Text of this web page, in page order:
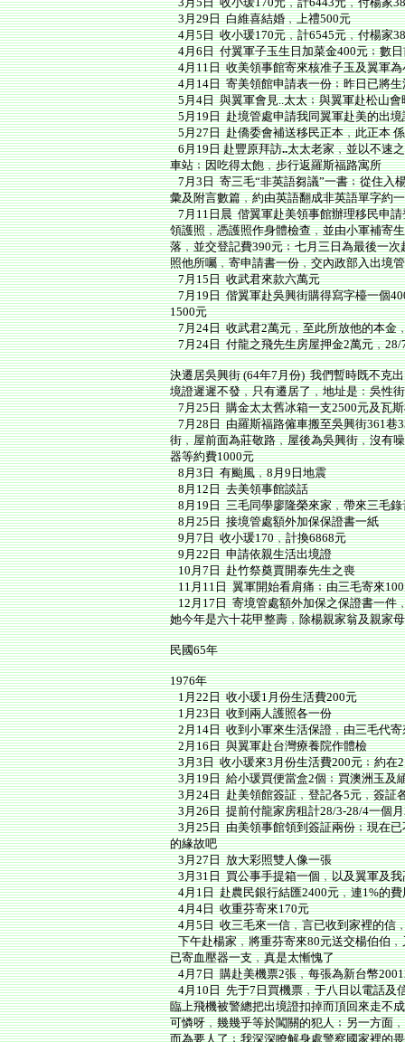
3月29日 白維喜結婚﹐上禮500元
4月5日 收小瑗170元﹐計6545元﹐付楊家
4月6日 付翼軍子玉生日加菜金400元﹔數
4月11日 收美領事館寄來核准子玉及翼軍為
4月14日 寄美領館申請表一份﹔昨日已將生
5月4日 與翼軍會見..太太﹔與翼軍赴松山會
5月19日 赴境管處申請我同翼軍赴美的出境
5月27日 赴僑委會補送移民正本﹐此正本
6月19日 赴豐原拜訪..太太老家﹐並以不速
車站﹔因吃得太飽﹐步行返羅斯福路寓所
7月3日 寄三毛“非英語芻議”一書﹔從住入
彙及附言數篇﹐約由英語翻成非英語單字約
7月11日晨 偕翼軍赴美領事館辦理移民申請
領護照﹐憑護照作身體檢查﹐並由小軍補寄
落﹐並交登記費390元﹔七月三日為最後一
照他所囑﹐寄申請書一份﹐交內政部入出境
7月15日 收武君來款六萬元
7月19日 偕翼軍赴吳興街購得寫字檯一個
1500元
7月24日 收武君2萬元﹐至此所放他的本金
7月24日 付龍之飛先生房屋押金2萬元﹐28/
決遷居吳興街 (64年7月份) 我們暫時既不克
境證遲遲不發﹐只有遷居了﹐地址是﹕吳性
7月25日 購金太太舊冰箱一支2500元及瓦
7月28日 由羅斯福路僱車搬至吳興街361巷
街﹐屋前面為莊敬路﹐屋後為吳興街﹐沒有
器等約費1000元
8月3日 有颱風﹐8月9日地震
8月12日 去美領事館談話
8月19日 三毛同學廖隆榮來家﹐帶來三毛錄
8月25日 接境管處額外加保保證書一紙
9月7日 收小瑗170﹐計換6868元
9月22日 申請依親生活出境證
10月7日 赴竹祭奠賈開泰先生之喪
11月11日 翼軍開始看肩痛﹔由三毛寄來
12月17日 寄境管處額外加保之保證書一件
她今年是六十花甲整壽﹐除楊親家翁及親家
民國65年
1976年
1月22日 收小瑗1月份生活費200元
1月23日 收到兩人護照各一份
2月14日 收到小軍來生活保證﹐由三毛代寄
2月16日 與翼軍赴台灣療養院作體檢
3月3日 收小瑗來3月份生活費200元﹔約在
3月19日 給小瑗買便當盒2個﹔買澳洲玉及
3月24日 赴美領館簽証﹐登記各5元﹐簽証
3月26日 提前付龍家房租計28/3-28/4一個月
3月25日 由美領事館領到簽証兩份﹔現在已
的緣故吧
3月27日 放大彩照雙人像一張
3月31日 買公事手提箱一個﹐以及翼軍及我
4月1日 赴農民銀行結匯2400元﹐連1%的費
4月4日 收重芬寄來170元
4月5日 收三毛來一信﹐言已收到家裡的信
下午赴楊家﹐將重芬寄來80元送交楊伯伯
已寄血壓器一支﹐真是太慚愧了
4月7日 購赴美機票2張﹐每張為新台幣
4月10日 先于7日買機票﹐于八日以電話及
臨上飛機被警總把出境證扣掉而頂回來走不
可憐呀﹐幾幾乎等於闖關的犯人﹔另一方面
而為要人了﹔我深深瞭解身處警察國家裡的